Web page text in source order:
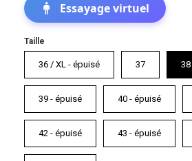
Essayage virtuel
Taille
36 / XL - épuisé 37
39 - épuisé 40 - épuisé
42 - épuisé 43 - épuisé